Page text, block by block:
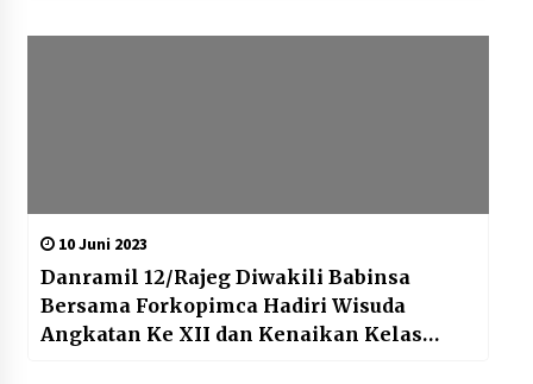
10 Juni 2023
Danramil 12/Rajeg Diwakili Babinsa
Bersama Forkopimca Hadiri Wisuda
Angkatan Ke XII dan Kenaikan Kelas